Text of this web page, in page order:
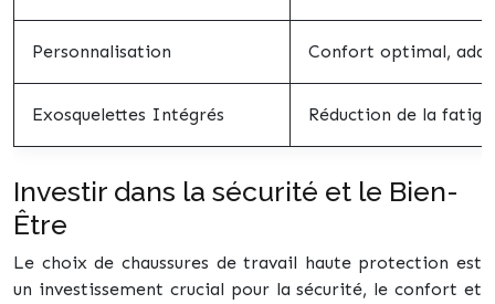
Personnalisation Confort optimal,
Exosquelettes Intégrés Réduction de la
Investir dans la sécurité et le Bien-
Être
Le choix de chaussures de travail haute protection est
un investissement crucial pour la sécurité, le confort et